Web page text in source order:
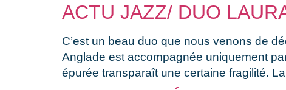
ACTU JAZZ/ DUO
C’est un beau duo que nous venons de
Anglade est accompagnée uniquement
épurée transparaît une certaine fragilité.